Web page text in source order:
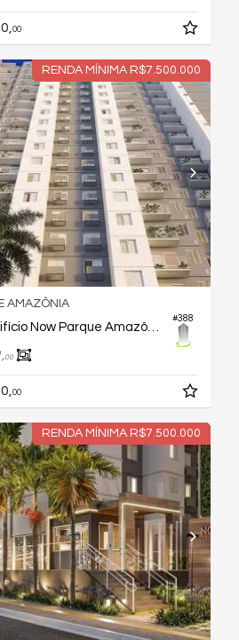
00
RENDA MÍNIMA R$7.500.000
#388
AMAZÔNIA
Apartamento no Edifício Now Parque Amazônia
00
00
RENDA MÍNIMA R$7.500.000